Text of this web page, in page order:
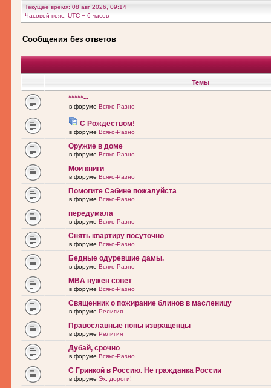
Текущее время: 08 авг 2026, 09:14
Часовой пояс: UTC − 6 часов
Сообщения без ответов
Темы
*****••
в форуме Всяко-Разно
С Рождеством!
в форуме Всяко-Разно
Оружие в доме
в форуме Всяко-Разно
Мои книги
в форуме Всяко-Разно
Помогите Сабине пожалуйста
в форуме Всяко-Разно
передумала
в форуме Всяко-Разно
Снять квартиру посуточно
в форуме Всяко-Разно
Бедные одуревшие дамы.
в форуме Всяко-Разно
MBA нужен совет
в форуме Всяко-Разно
Священник о пожирание блинов в масленицу
в форуме Религия
Православные попы извращенцы
в форуме Религия
Дубай, срочно
в форуме Всяко-Разно
С Гринкой в Россию. Не гражданка России
в форуме Эх, дороги!